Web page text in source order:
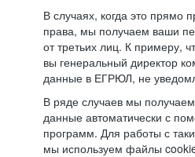
В случаях, когда это прямо
права, мы получаем ваши
от третьих лиц. К примеру,
вы генеральный директор
данные в ЕГРЮЛ, не
В ряде случаев мы
данные автоматически с
программ. Для работы с
мы используем файлы